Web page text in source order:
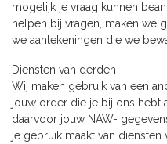
mogelijk je vraag kunnen
helpen bij vragen, maken we
we aantekeningen die we
Diensten van derden
Wij maken gebruik van een
jouw order die je bij ons hebt
daarvoor jouw NAW-
je gebruik maakt van